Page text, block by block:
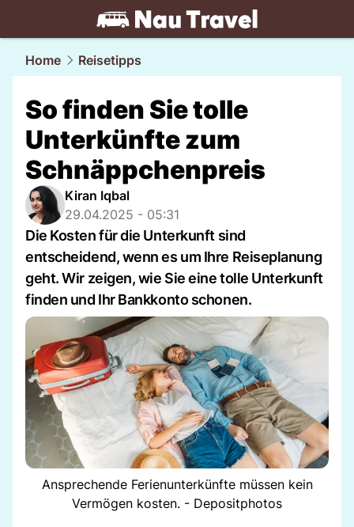
travel.NAU.ch
Home Reisetipps
So finden Sie tolle
Unterkünfte zum
Schnäppchenpreis
Kiran Iqbal
29.04.2025 - 05:31
Die Kosten für die Unterkunft sind
entscheidend, wenn es um Ihre Reiseplanung
geht. Wir zeigen, wie Sie eine tolle Unterkunft
finden und Ihr Bankkonto schonen.
Ansprechende Ferienunterkünfte müssen kein
Vermögen kosten. - Depositphotos